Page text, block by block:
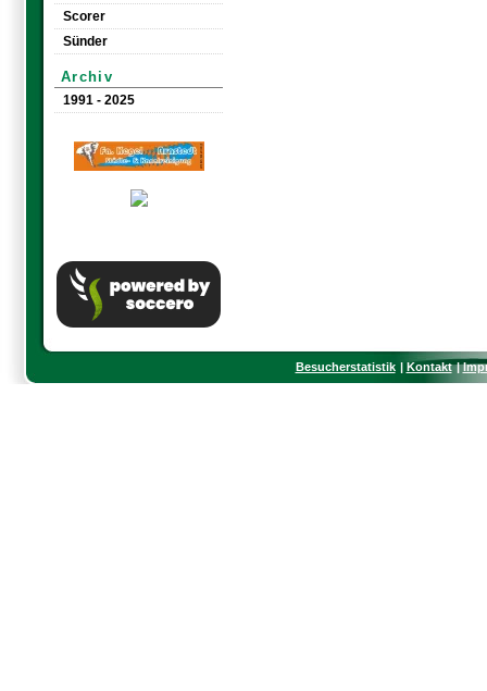
Scorer
Sünder
Archiv
1991 - 2025
Besucherstatistik Kontakt